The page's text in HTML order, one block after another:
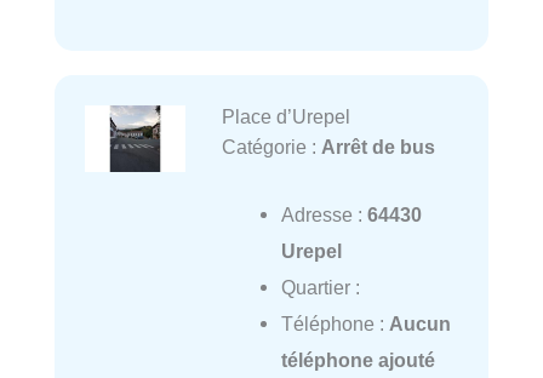
Place d’Urepel
Catégorie : Arrêt de bus
Adresse : 64430
Urepel
Quartier :
Téléphone : Aucun
téléphone ajouté